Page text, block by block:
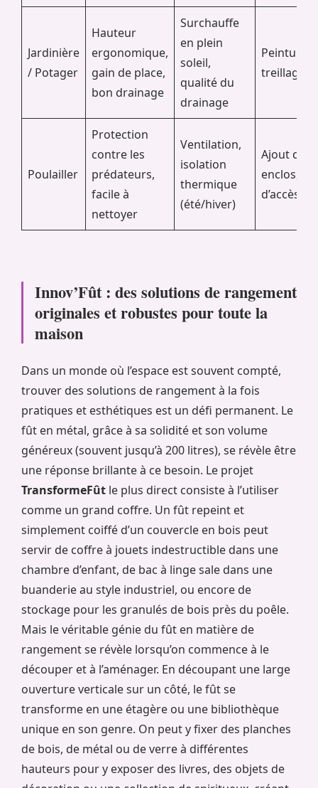
Jardinière
/ Potager
Hauteur
ergonomique,
gain de place,
bon drainage
Surchauffe
en plein
soleil,
qualité du
drainage
Peinture,
treillage
Poulailler
Protection
contre les
prédateurs,
facile à
nettoyer
Ventilation,
isolation
thermique
(été/hiver)
Ajout
enclos,
d’accès
Innov’Fût : des solutions de rangement
originales et robustes pour toute la
maison
Dans un monde où l’espace est souvent compté,
trouver des solutions de rangement à la fois
pratiques et esthétiques est un défi permanent. Le
fût en métal, grâce à sa solidité et son volume
généreux (souvent jusqu’à 200 litres), se révèle être
une réponse brillante à ce besoin. Le projet
TransformeFût le plus direct consiste à l’utiliser
comme un grand coffre. Un fût repeint et
simplement coiffé d’un couvercle en bois peut
servir de coffre à jouets indestructible dans une
chambre d’enfant, de bac à linge sale dans une
buanderie au style industriel, ou encore de
stockage pour les granulés de bois près du poêle.
Mais le véritable génie du fût en matière de
rangement se révèle lorsqu’on commence à le
découper et à l’aménager. En découpant une large
ouverture verticale sur un côté, le fût se
transforme en une étagère ou une bibliothèque
unique en son genre. On peut y fixer des planches
de bois, de métal ou de verre à différentes
hauteurs pour y exposer des livres, des objets de